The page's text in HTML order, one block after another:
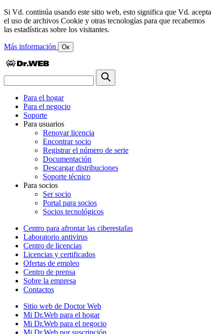
Si Vd. continúa usando este sitio web, esto significa que Vd. acepta
el uso de archivos Cookie y otras tecnologías para que recabemos
las estadísticas sobre los visitantes.
Más información Ок
Para el hogar
Para el negocio
Soporte
Para usuarios
Renovar licencia
Encontrar socio
Registrar el número de serie
Documentación
Descargar distribuciones
Soporte técnico
Para socios
Ser socio
Portal para socios
Socios tecnológicos
Centro para afrontar las ciberestafas
Laboratorio antivirus
Centro de licencias
Licencias y certificados
Ofertas de empleo
Centro de prensa
Sobre la empresa
Contactos
Sitio web de Doctor Web
Mi Dr.Web para el hogar
Mi Dr.Web para el negocio
Mi Dr.Web por suscripción